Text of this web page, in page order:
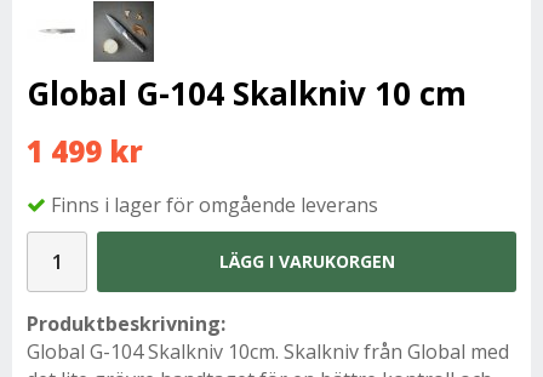
Global G-104 Skalkniv 10 cm
1 499 kr
Finns i lager för omgående leverans
LÄGG I VARUKORGEN
Produktbeskrivning:
Global G-104 Skalkniv 10cm. Skalkniv från Global med